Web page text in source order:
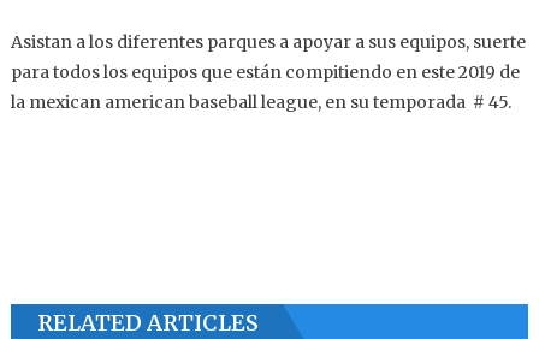
Asistan a los diferentes parques a apoyar a sus equipos, suerte
para todos los equipos que están compitiendo en este 2019 de
la mexican american baseball league, en su temporada # 45.
RELATED ARTICLES